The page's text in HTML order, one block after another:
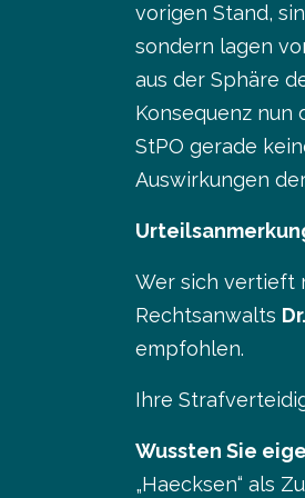
vorigen Stand,
sondern lagen
aus der Sphäre
Konsequenz nun
StPO gerade
Auswirkungen
Wer sich vertieft
Rechtsanwalts
empfohlen.
Ihre
Wussten Sie
„Haecksen“ als